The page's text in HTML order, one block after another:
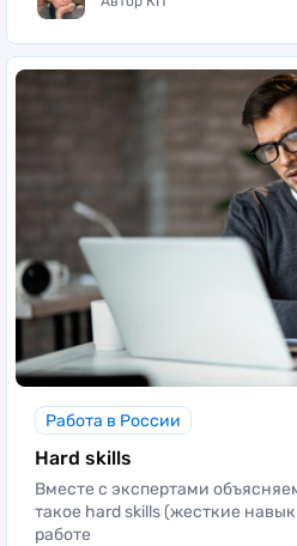
Работа в России
Hard skills
Вместе с экспертами
такое hard skills (жесткие
работе